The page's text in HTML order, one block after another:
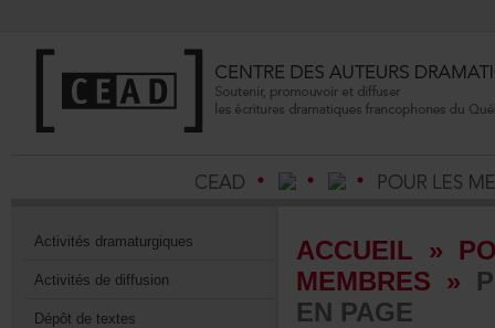
Activitésdramaturgiques
Activitésdediffusion
Dépôtdetextes
ACCUEIL »
MEMBRES »
ENPAGE